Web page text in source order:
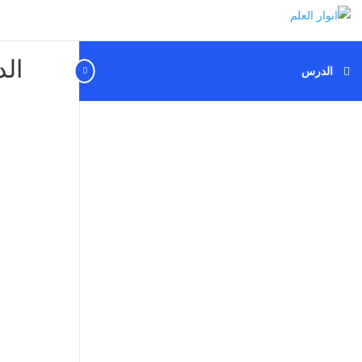
الدرس